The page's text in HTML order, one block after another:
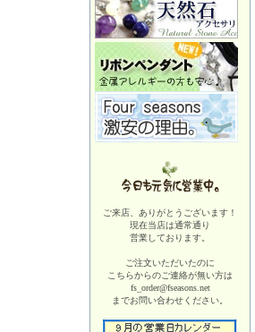
ご来店、ありがとうございます！
現在当店は通常通り
営業しております。
ご注文いただいたのに
こちらからのご連絡が無い方は
fs_order@fseasons.net
までお問い合わせください。